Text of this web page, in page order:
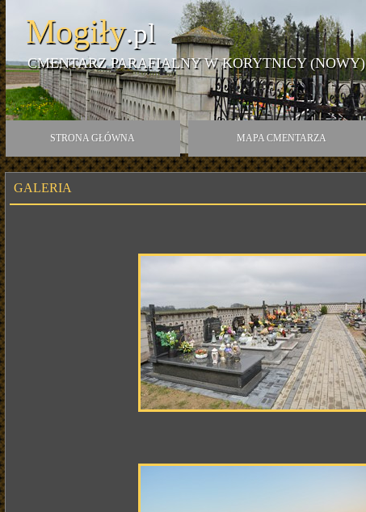
Mogiły.pl
CMENTARZ PARAFIALNY W KORYTNICY (NOWY)
STRONA GŁÓWNA MAPA CMENTARZA
GALERIA